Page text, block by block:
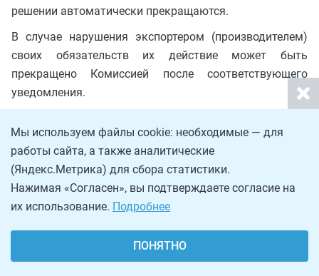
решении автоматически прекращаются.
В случае нарушения экспортером (производителем)
своих обязательств их действие может быть
прекращено Комиссией после соответствующего
уведомления.
отсутствие своей связи с экспортерами
(производителями), в отношении которых введена
антидемпинговая пошлина, и не осуществлявшего
ранее ввоз подобного товара в Российскую
Федерацию в период расследования, Комиссия
проводит антидемпинговое расследование на
предмет введения индивидуальной пошлины.
Мы используем файлы cookie: необходимые — для
работы сайта, а также аналитические
(Яндекс.Метрика) для сбора статистики.
Нажимая «Согласен», вы подтверждаете согласие на
их использование. Подробнее
ПОНЯТНО